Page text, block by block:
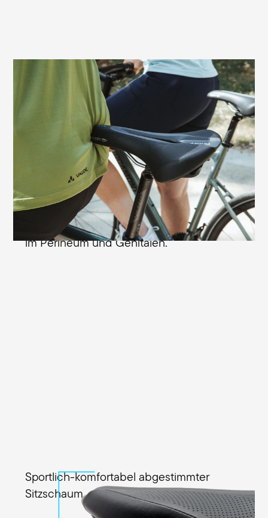
Verhindert Sitzdruck und Taubheitsgefühle
Bei Männern kann es im Dammbereich
durch Druck des Sattels zu einer
Kompression von Nerven und Gefäßen
kommen. Dies führt häufig zu
Taubheitsgefühlen. Der speziell der
männlichen Anatomie angepasste
Entlastungskanal des Terry Figura GT Men
verhindert diese typischen Beschwerden
im Perineum und Genitalen.
Sportlich-komfortabel abgestimmter
Sitzschaum